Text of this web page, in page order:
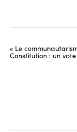
« Le
Constitution : un